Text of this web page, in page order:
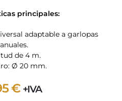
principales:
adaptable a garlopas
de 4 m.
Ø 20 mm.
€ +IVA